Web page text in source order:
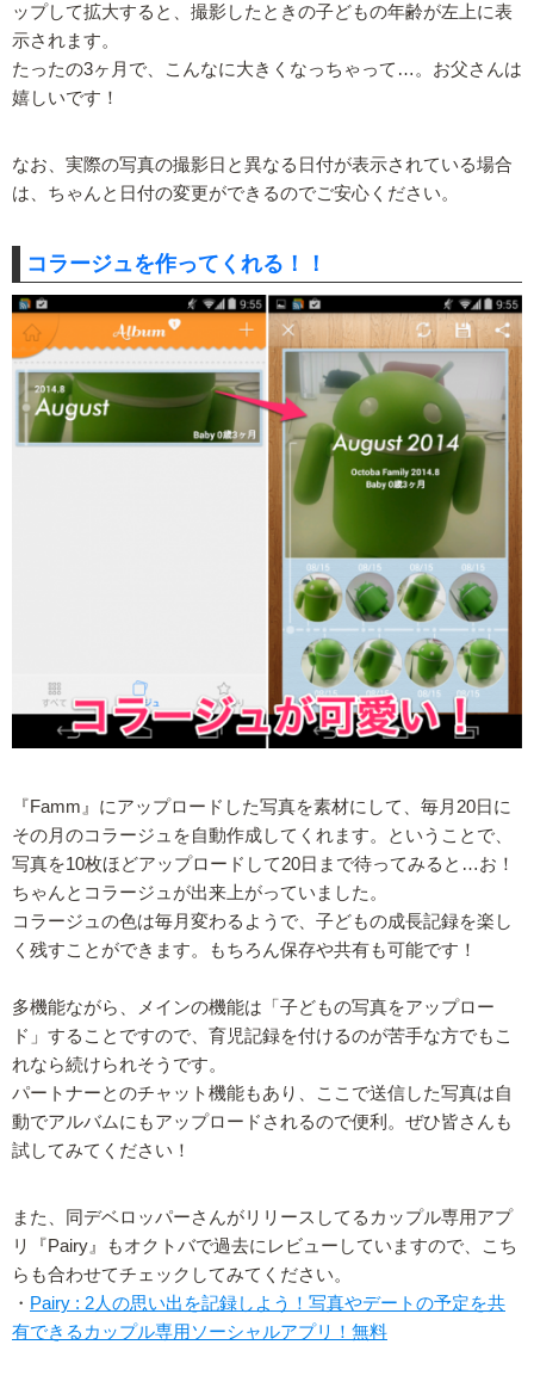
ップして拡大すると、撮影したときの子どもの年齢が左上に表
示されます。
たったの3ヶ月で、こんなに大きくなっちゃって…。お父さんは
嬉しいです！
なお、実際の写真の撮影日と異なる日付が表示されている場合
は、ちゃんと日付の変更ができるのでご安心ください。
コラージュを作ってくれる！！
『Famm』にアップロードした写真を素材にして、毎月20日に
その月のコラージュを自動作成してくれます。ということで、
写真を10枚ほどアップロードして20日まで待ってみると…お！
ちゃんとコラージュが出来上がっていました。
コラージュの色は毎月変わるようで、子どもの成長記録を楽し
く残すことができます。もちろん保存や共有も可能です！
多機能ながら、メインの機能は「子どもの写真をアップロー
ド」することですので、育児記録を付けるのが苦手な方でもこ
れなら続けられそうです。
パートナーとのチャット機能もあり、ここで送信した写真は自
動でアルバムにもアップロードされるので便利。ぜひ皆さんも
試してみてください！
また、同デベロッパーさんがリリースしてるカップル専用アプ
リ『Pairy』もオクトバで過去にレビューしていますので、こち
らも合わせてチェックしてみてください。
・ Pairy : 2人の思い出を記録しよう！写真やデートの予定を共
有できるカップル専用ソーシャルアプリ！無料